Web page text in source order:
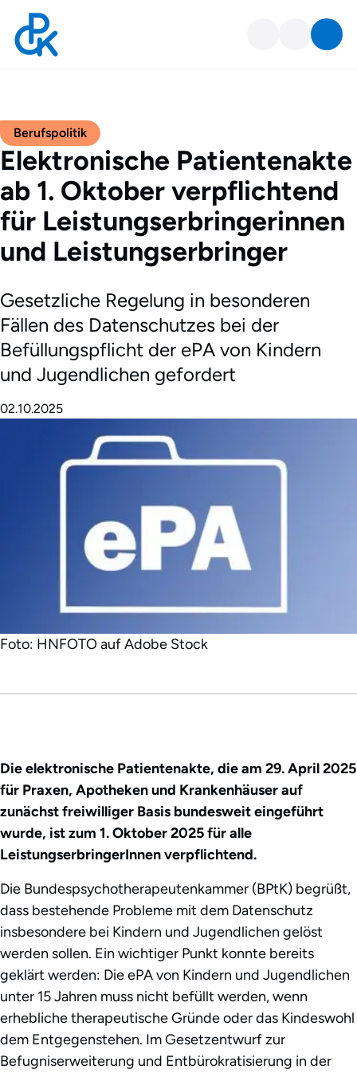
Elektronische Patientenakte
ab 1. Oktober verpflichtend
für Leistungserbringerinnen
und Leistungserbringer
02.10.2025
Gesetzliche Regelung in besonderen
Fällen des Datenschutzes bei der
Befüllungspflicht der ePA von Kindern
und Jugendlichen gefordert
Berufspolitik
Foto: HNFOTO auf Adobe Stock
Die elektronische Patientenakte, die am 29. April 2025
für Praxen, Apotheken und Krankenhäuser auf
zunächst freiwilliger Basis bundesweit eingeführt
wurde, ist zum 1. Oktober 2025 für alle
LeistungserbringerInnen verpflichtend.
Die Bundespsychotherapeutenkammer (BPtK) begrüßt,
dass bestehende Probleme mit dem Datenschutz
insbesondere bei Kindern und Jugendlichen gelöst
werden sollen. Ein wichtiger Punkt konnte bereits
geklärt werden: Die ePA von Kindern und Jugendlichen
unter 15 Jahren muss nicht befüllt werden, wenn
erhebliche therapeutische Gründe oder das Kindeswohl
dem Entgegenstehen. Im Gesetzentwurf zur
Befugniserweiterung und Entbürokratisierung in der